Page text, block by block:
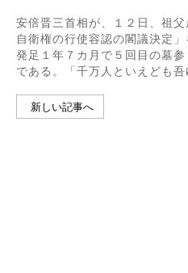
安倍晋三首相が、１２日、祖
自衛権の行使容認の閣議決定
発足１年７カ月で５回目の墓
である。「千万人といえども吾
新しい記事へ